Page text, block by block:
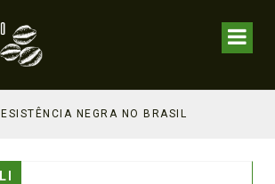
NEGRA NO BRASIL